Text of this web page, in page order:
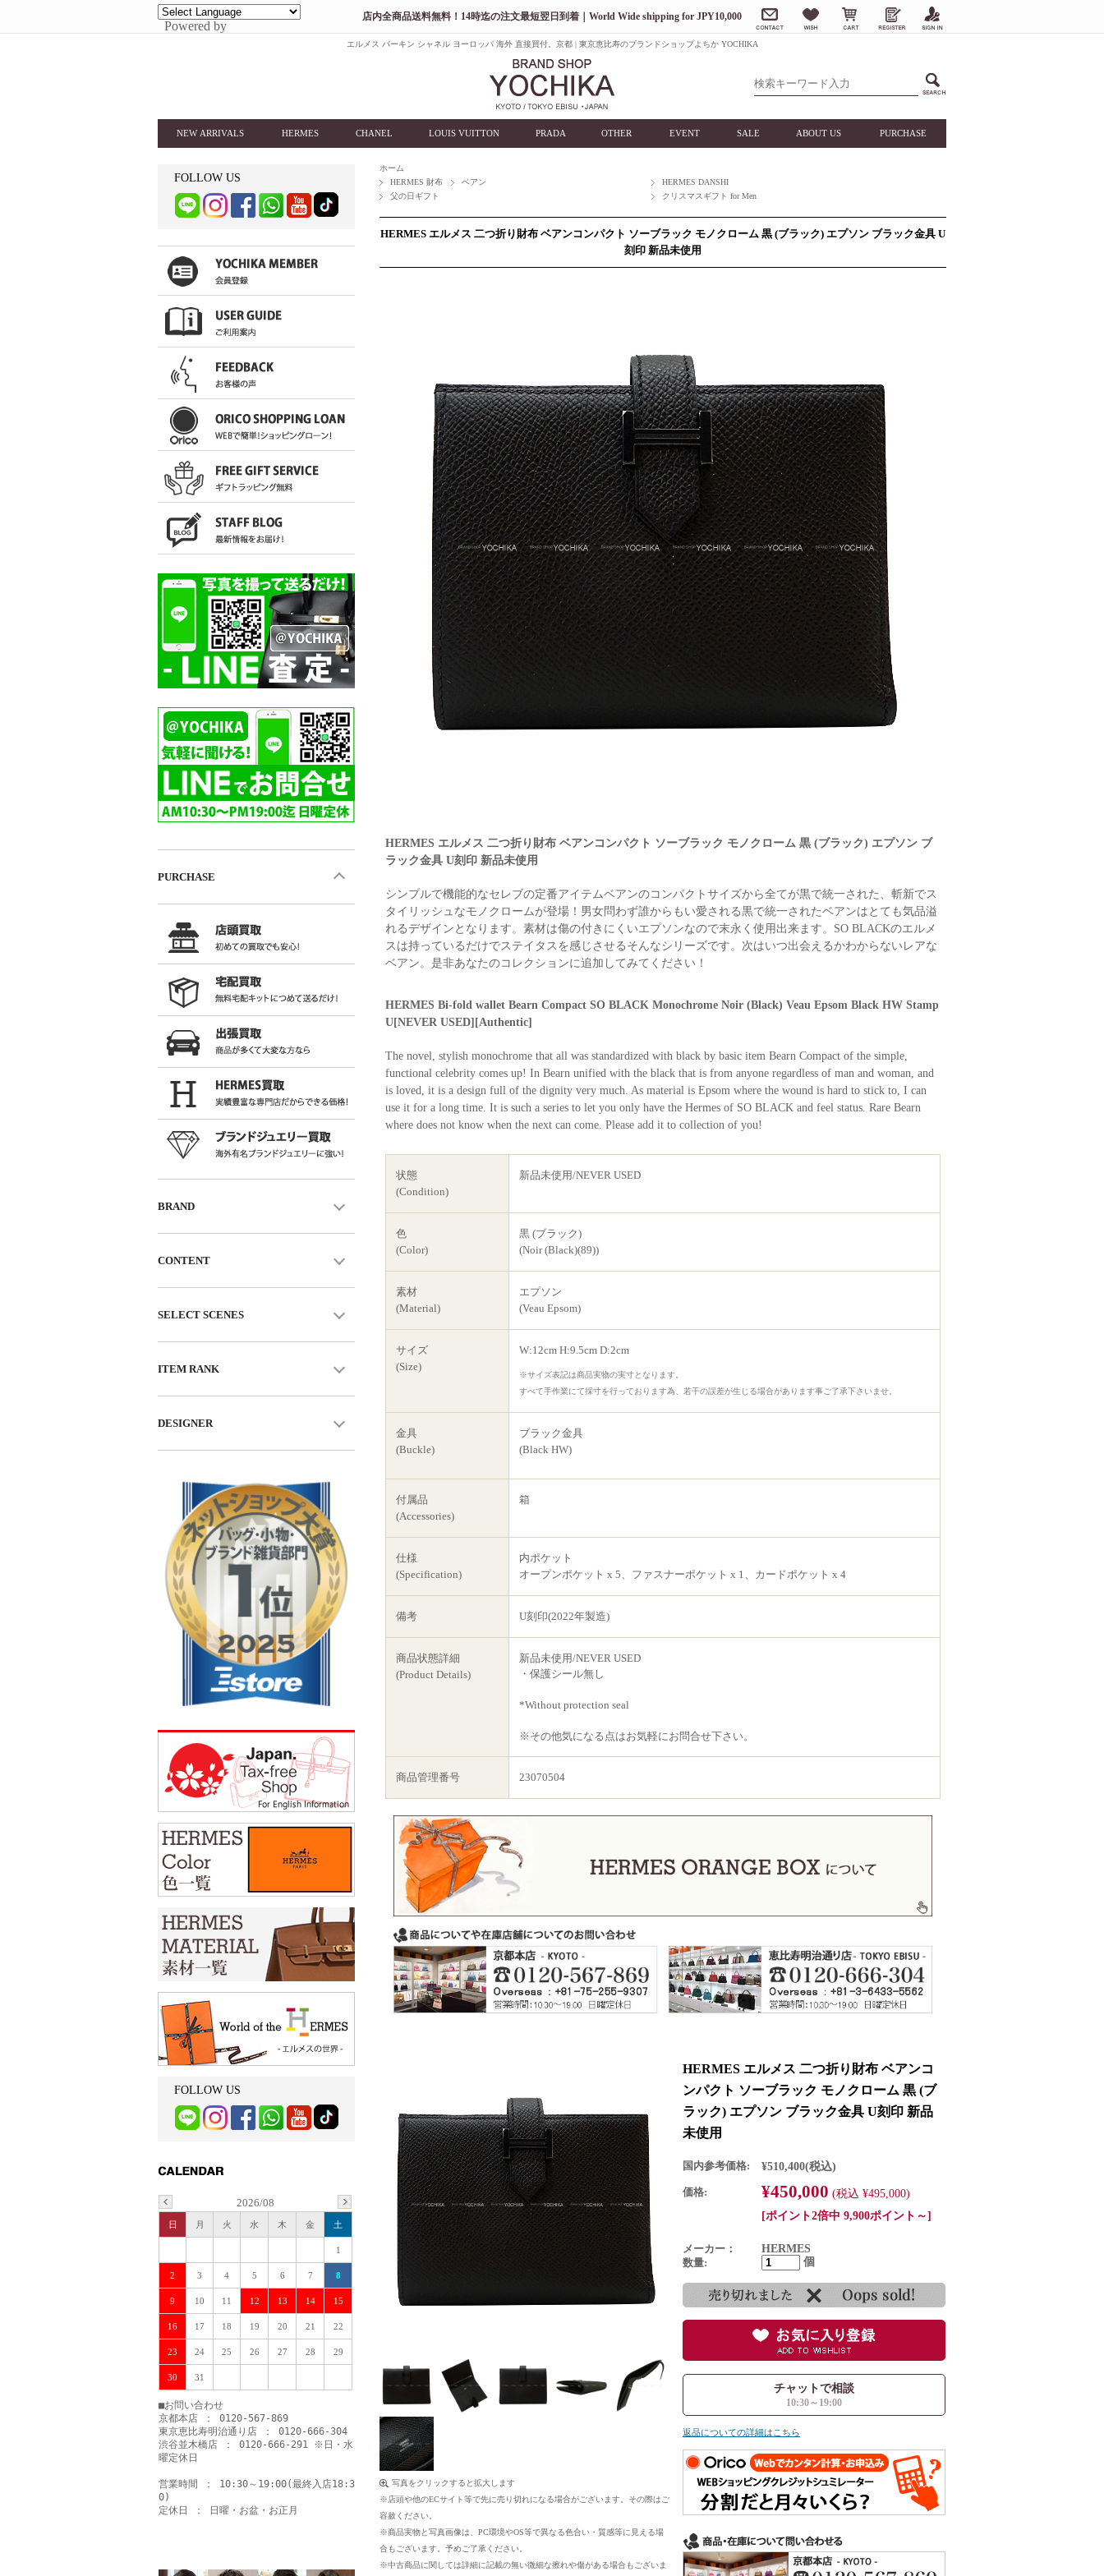
Powered by
店内全商品送料無料！14時迄の注文最短翌日到着｜World Wide shipping for JPY10,000
エルメス バーキン シャネル ヨーロッパ 海外 直接買付。京都 | 東京恵比寿のブランドショップよちか YOCHIKA
NEW ARRIVALS HERMES CHANEL LOUIS VUITTON PRADA OTHER EVENT SALE ABOUT US PURCHASE
ホーム
HERMES 財布
ベアン
HERMES DANSHI
父の日ギフト
クリスマスギフト for Men
HERMES エルメス 二つ折り財布 ベアンコンパクト ソーブラック モノクローム 黒 (ブラック) エプソン ブラック金具 U
刻印 新品未使用
HERMES エルメス 二つ折り財布 ベアンコンパクト ソーブラック モノクローム 黒 (ブラック) エプソン ブ
ラック金具 U刻印 新品未使用
シンプルで機能的なセレブの定番アイテムベアンのコンパクトサイズから全てが黒で統一された、斬新でス
タイリッシュなモノクロームが登場！男女問わず誰からもい愛される黒で統一されたベアンはとても気品溢
れるデザインとなります。素材は傷の付きにくいエプソンなので末永く使用出来ます。SO BLACKのエルメ
スは持っているだけでステイタスを感じさせるそんなシリーズです。次はいつ出会えるかわからないレアな
ベアン。是非あなたのコレクションに追加してみてください！
HERMES Bi-fold wallet Bearn Compact SO BLACK Monochrome Noir (Black) Veau Epsom Black HW Stamp
U[NEVER USED][Authentic]
The novel, stylish monochrome that all was standardized with black by basic item Bearn Compact of the simple,
functional celebrity comes up! In Bearn unified with the black that is from anyone regardless of man and woman, and
is loved, it is a design full of the dignity very much. As material is Epsom where the wound is hard to stick to, I can
use it for a long time. It is such a series to let you only have the Hermes of SO BLACK and feel status. Rare Bearn
where does not know when the next can come. Please add it to collection of you!
状態
(Condition)
新品未使用/NEVER USED
色
(Color)
黒 (ブラック)
(Noir (Black)(89))
素材
(Material)
エプソン
(Veau Epsom)
サイズ
(Size)
W:12cm H:9.5cm D:2cm
※サイズ表記は商品実物の実寸となります。
すべて手作業にて採寸を行っております為、若干の誤差が生じる場合があります事ご了承下さいませ。
金具
(Buckle)
ブラック金具
(Black HW)
付属品
(Accessories)
箱
仕様
(Specification)
内ポケット
オープンポケット x 5、ファスナーポケット x 1、カードポケット x 4
備考 U刻印(2022年製造)
商品状態詳細
(Product Details)
新品未使用/NEVER USED
・保護シール無し
*Without protection seal
※その他気になる点はお気軽にお問合せ下さい。
商品管理番号 23070504
写真をクリックすると拡大します
※店頭や他のECサイト等で先に売り切れになる場合がございます。その際はご
容赦ください。
※商品実物と写真画像は、PC環境やOS等で異なる色合い・質感等に見える場
合もございます。予めご了承ください。
※中古商品に関しては詳細に記載の無い微細な擦れや傷がある場合もございま
HERMES エルメス 二つ折り財布 ベアンコ
ンパクト ソーブラック モノクローム 黒 (ブ
ラック) エプソン ブラック金具 U刻印 新品
未使用
国内参考価格: ¥510,400(税込)
価格: ¥450,000 (税込 ¥495,000)
[ポイント2倍中 9,900ポイント～]
メーカー：
HERMES
数量:
個
チャットで相談
10:30～19:00
返品についての詳細はこちら
FOLLOW US
PURCHASE
BRAND
CONTENT
SELECT SCENES
ITEM RANK
DESIGNER
FOLLOW US
2026/08
日 月 火 水 木 金 土
1
2 3 4 5 6 7 8
9 10 11 12 13 14 15
16 17 18 19 20 21 22
23 24 25 26 27 28 29
30 31
■お問い合わせ
京都本店 ： 0120-567-869
東京恵比寿明治通り店 ： 0120-666-304
渋谷並木橋店 ： 0120-666-291 ※日・水
曜定休日
営業時間 ： 10:30～19:00(最終入店18:3
0)
定休日 ： 日曜・お盆・お正月